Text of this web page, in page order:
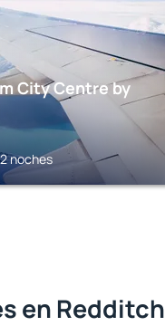
City Centre by
noches
en Redditch